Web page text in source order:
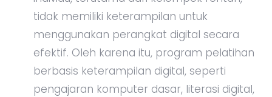
tidak memiliki keterampilan untuk
menggunakan perangkat digital secara
efektif. Oleh karena itu, program pelatihan
berbasis keterampilan digital, seperti
pengajaran komputer dasar, literasi digital,